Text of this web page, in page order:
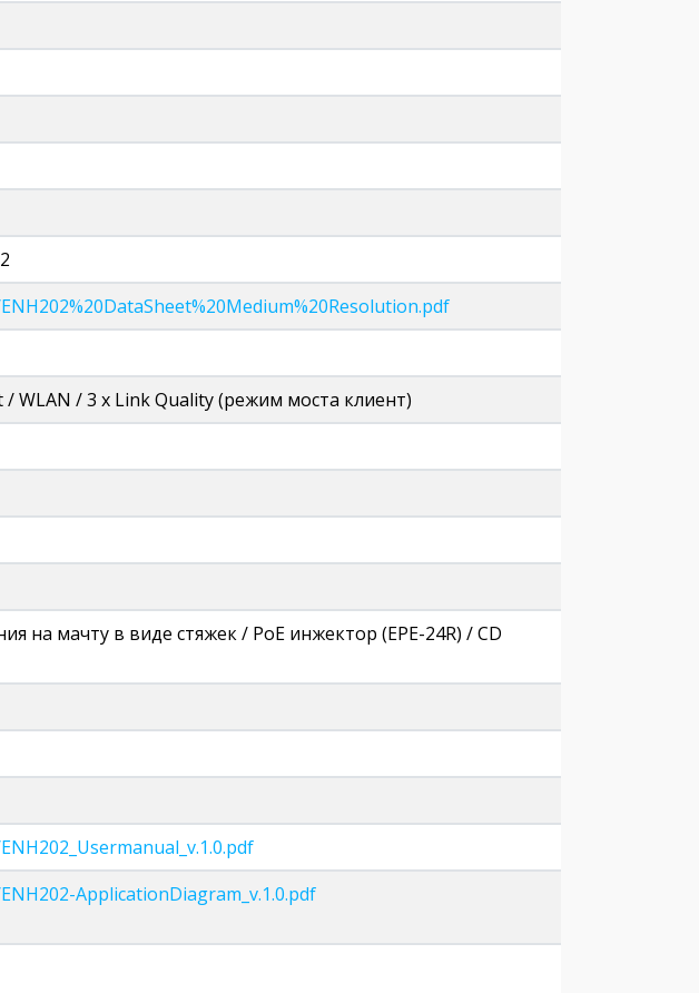
WLAN / 3 х Link Quality (режим моста клиент)
на мачту в виде стяжек / PoE инжектор (EPE-24R) / CD
ApplicationDiagram_v.1.0.pdf